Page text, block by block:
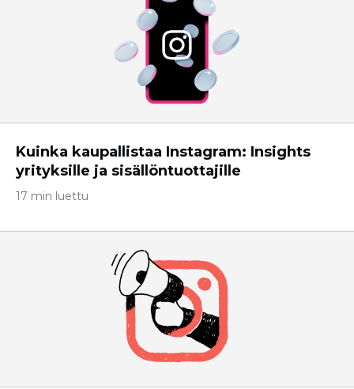
Kuinka kaupallistaa Instagram: Insights
yrityksille ja sisällöntuottajille
17 min luettu